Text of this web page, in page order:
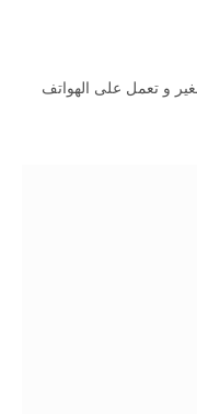
و تعمل على الهواتف